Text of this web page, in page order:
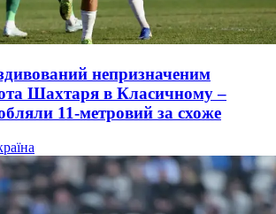
непризначеним
Шахтаря в Класичному –
11-метровий за схоже